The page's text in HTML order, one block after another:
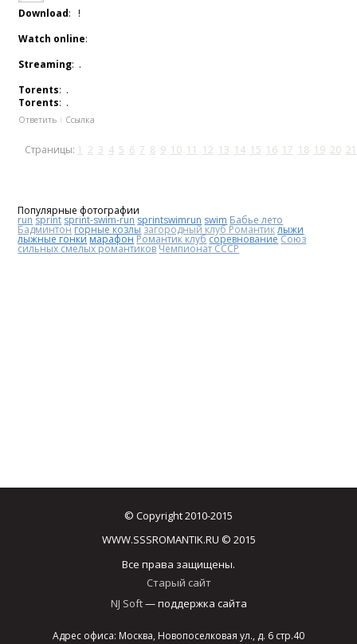
Download: !
Watch online:
Streaming: .
Torents: .
Torents: .
Ответить Ссылка
Страницы: 1 2 3 4 5 6 7 8 9 10 11 12 13 14 15 16 17 18 19 20 21
Популярные фотографии
run sprint sprint-swim-run sprintswimrun swim Бабье лето
Бадминтонгорные козлы загородный клуб Романтиклыжи
лыжные гонки марафонРомантик клубсоревнованиеСоюз
сильных смелых романтиковЧемпионат СССР
© Copyright 2010-2015
WWW.SSSROMANTIK.RU © 2015
Все права защищены.
Старый сайт
NJ Soft— поддержка сайта
Адрес офиса: Москва, Новопоселковая ул., д. 6 стр.40